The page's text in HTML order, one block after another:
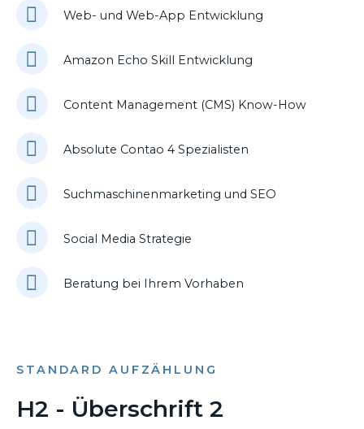
Web- und Web-App Entwicklung
Amazon Echo Skill Entwicklung
Content Management (CMS) Know-How
Absolute Contao 4 Spezialisten
Suchmaschinenmarketing und SEO
Social Media Strategie
Beratung bei Ihrem Vorhaben
STANDARD AUFZÄHLUNG
H2 - Überschrift 2